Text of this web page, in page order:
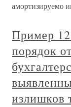
амортизируемо
Пример
порядок
излишков